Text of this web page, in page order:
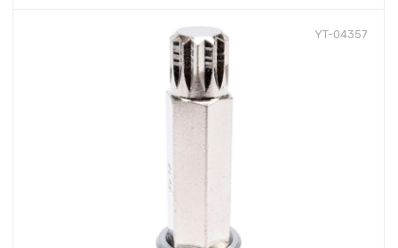
YT-04357